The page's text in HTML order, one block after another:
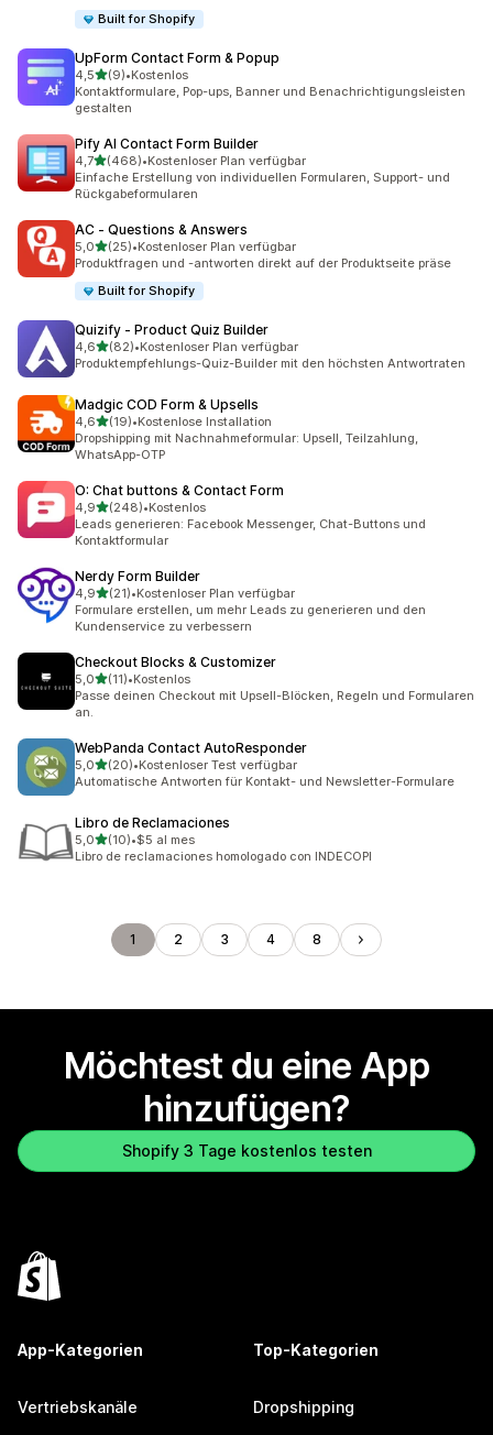
Built for Shopify
UpForm Contact Form & Popup
4,5von 5 Sternen
(9)
9 Rezensionen insgesamt
•Kostenlos
Kontaktformulare, Pop-ups, Banner und Benachrichtigungsleisten
gestalten
Pify AI Contact Form Builder
4,7von 5 Sternen
(468)
468 Rezensionen insgesamt
•Kostenloser Plan verfügbar
Einfache Erstellung von individuellen Formularen, Support- und
Rückgabeformularen
AC ‑ Questions & Answers
5,0von 5 Sternen
(25)
25 Rezensionen insgesamt
•Kostenloser Plan verfügbar
Produktfragen und -antworten direkt auf der Produktseite präse
Built for Shopify
Quizify ‑ Product Quiz Builder
4,6von 5 Sternen
(82)
82 Rezensionen insgesamt
•Kostenloser Plan verfügbar
Produktempfehlungs-Quiz-Builder mit den höchsten Antwortraten
Madgic COD Form & Upsells
4,6von 5 Sternen
(19)
19 Rezensionen insgesamt
•Kostenlose Installation
Dropshipping mit Nachnahmeformular: Upsell, Teilzahlung,
WhatsApp-OTP
O: Chat buttons & Contact Form
4,9von 5 Sternen
(248)
248 Rezensionen insgesamt
•Kostenlos
Leads generieren: Facebook Messenger, Chat-Buttons und
Kontaktformular
Nerdy Form Builder
4,9von 5 Sternen
(21)
21 Rezensionen insgesamt
•Kostenloser Plan verfügbar
Formulare erstellen, um mehr Leads zu generieren und den
Kundenservice zu verbessern
Checkout Blocks & Customizer
5,0von 5 Sternen
(11)
11 Rezensionen insgesamt
•Kostenlos
Passe deinen Checkout mit Upsell-Blöcken, Regeln und Formularen
an.
WebPanda Contact AutoResponder
5,0von 5 Sternen
(20)
20 Rezensionen insgesamt
•Kostenloser Test verfügbar
Automatische Antworten für Kontakt- und Newsletter-Formulare
Libro de Reclamaciones
5,0von 5 Sternen
(10)
10 Rezensionen insgesamt
•$5 al mes
Libro de reclamaciones homologado con INDECOPI
1 2 3 4 8
Möchtest du eine App
hinzufügen?
Shopify 3 Tage kostenlos testen
App-Kategorien
Vertriebskanäle
Top-Kategorien
Dropshipping